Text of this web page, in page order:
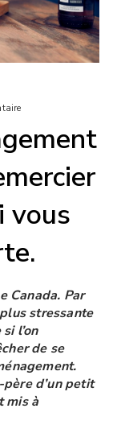
vous
Canada. Par
stressante
l’on
de se
père d’un petit
mis à